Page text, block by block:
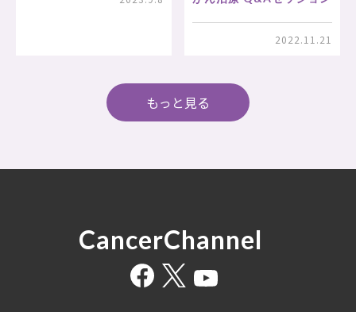
2022.11.21
もっと見る
CancerChannel